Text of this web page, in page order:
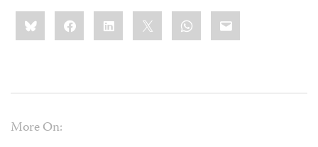
Share
this:BlueskyFacebookLinkedIn WhatsApp
Email
More On: